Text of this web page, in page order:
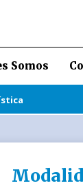
Somos